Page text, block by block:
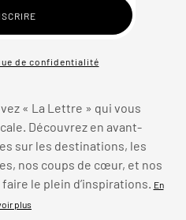
de confidentialité
« La Lettre » qui vous
Découvrez en avant-
sur les destinations, les
nos coups de cœur, et nos
le plein d’inspirations.
En
plus